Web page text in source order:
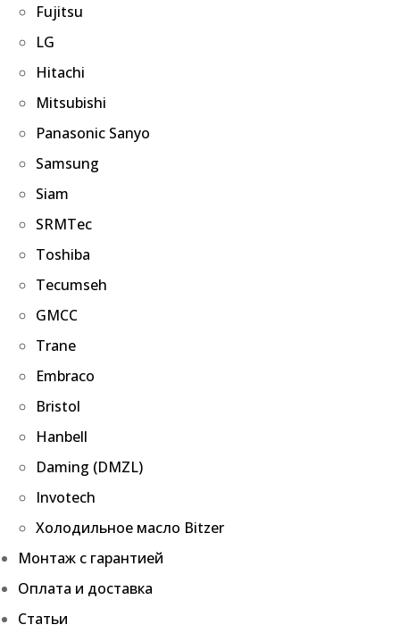
Fujitsu
LG
Hitachi
Mitsubishi
Panasonic Sanyo
Samsung
Siam
SRMTec
Toshiba
Tecumseh
GMCC
Trane
Embraco
Bristol
Hanbell
Daming (DMZL)
Invotech
Холодильное масло Bitzer
Монтаж с гарантией
Оплата и доставка
Статьи